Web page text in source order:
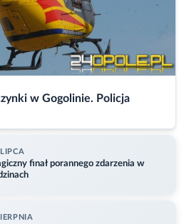
w Gogolinie. Policja
finał porannego zdarzenia w